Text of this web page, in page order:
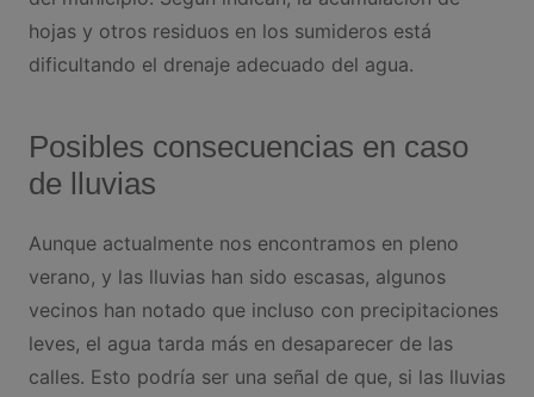
hojas y otros residuos en los sumideros está
dificultando el drenaje adecuado del agua.
Posibles consecuencias en caso
de lluvias
Aunque actualmente nos encontramos en pleno
verano, y las lluvias han sido escasas, algunos
vecinos han notado que incluso con precipitaciones
leves, el agua tarda más en desaparecer de las
calles. Esto podría ser una señal de que, si las lluvias